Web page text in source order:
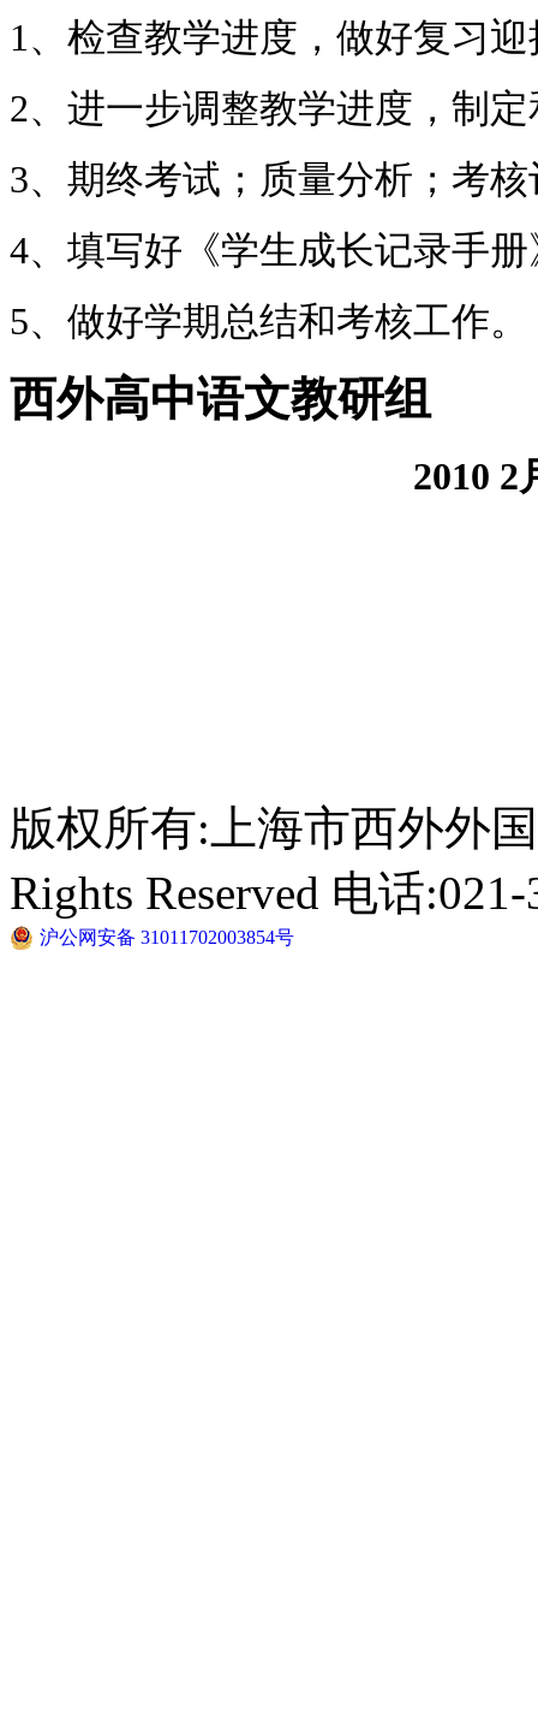
1、检查教学进度，做好复习
2、进一步调整教学进度，制
3、期终考试；质量分析；考
4、填写好《学生成长记录手
5、做好学期总结和考核工作。
西外高中语文教研组
2010 2
版权所有:上海市西外外
Rights Reserved 电话
沪公网安备 31011702003854号